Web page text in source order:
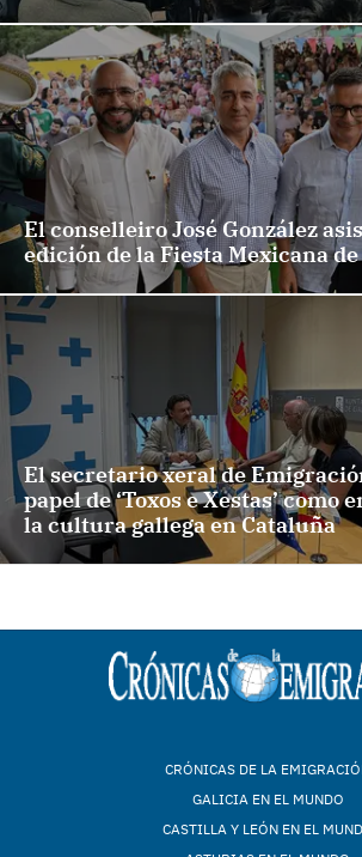
El conselleiro José González
edición de la Fiesta Mexicana
El secretario xeral de
papel de ‘Toxos e Xestas’ como
la cultura gallega en Cataluña
CRÓNICAS DE LA
GALICIA EN EL MUNDO
CASTILLA Y LEÓN EN EL